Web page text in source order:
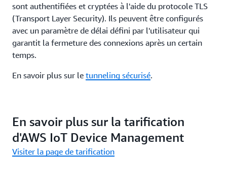
sont authentifiées et cryptées à l'aide du protocole TLS
(Transport Layer Security). Ils peuvent être configurés
avec un paramètre de délai défini par l'utilisateur qui
garantit la fermeture des connexions après un certain
temps.
En savoir plus sur le tunneling sécurisé.
En savoir plus sur la tarification
d'AWS IoT Device Management
Visiter la page de tarification